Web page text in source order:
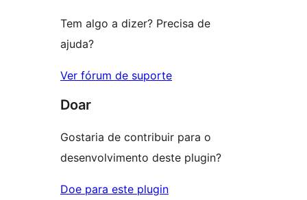
Tem algo a dizer? Precisa de
ajuda?
Ver fórum de suporte
Doar
Gostaria de contribuir para o
desenvolvimento deste plugin?
Doe para este plugin